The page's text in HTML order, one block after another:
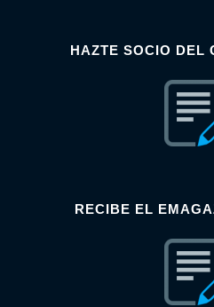
HAZTE SOCIO DEL
RECIBE EL